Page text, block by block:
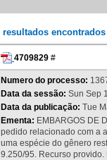
resultados
4709829 #
Numero do processo:
Data da sessão: Sun Sep
Data da publicação: Tue
Ementa: EMBARGOS DE
pedido relacionado com a
uma espécie do gênero
9.250/95. Recurso